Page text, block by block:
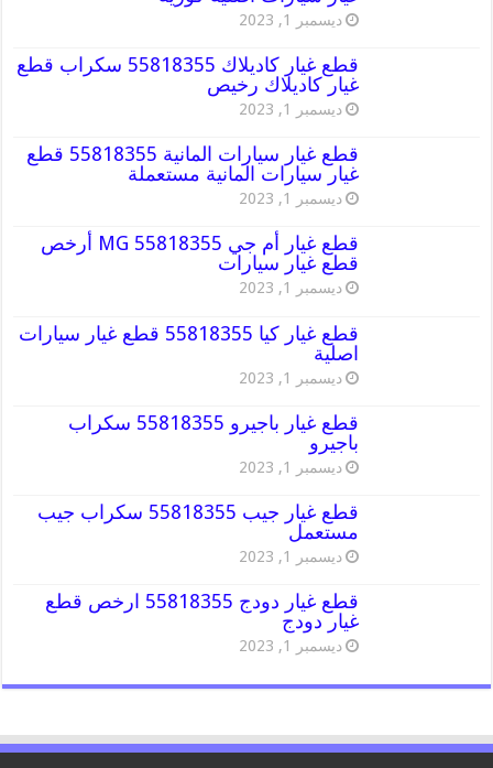
ديسمبر 1, 2023
قطع غيار كاديلاك 55818355 سكراب قطع
غيار كاديلاك رخيص
ديسمبر 1, 2023
قطع غيار سيارات المانية 55818355 قطع
غيار سيارات المانية مستعملة
ديسمبر 1, 2023
قطع غيار أم جي MG 55818355 أرخص
قطع غيار سيارات
ديسمبر 1, 2023
قطع غيار كيا 55818355 قطع غيار سيارات
اصلية
ديسمبر 1, 2023
قطع غيار باجيرو 55818355 سكراب
باجيرو
ديسمبر 1, 2023
قطع غيار جيب 55818355 سكراب جيب
مستعمل
ديسمبر 1, 2023
قطع غيار دودج 55818355 ارخص قطع
غيار دودج
ديسمبر 1, 2023